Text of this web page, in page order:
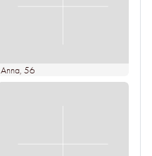
Anna, 56